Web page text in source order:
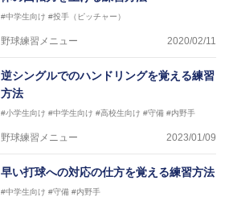
#中学生向け #投手（ピッチャー）
野球練習メニュー 2020/02/11
逆シングルでのハンドリングを覚える練習
方法
#小学生向け #中学生向け #高校生向け #守備 #内野手
野球練習メニュー 2023/01/09
早い打球への対応の仕方を覚える練習方法
#中学生向け #守備 #内野手